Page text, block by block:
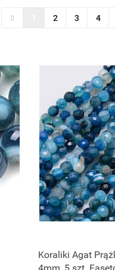
2 3 4
Koraliki Agat